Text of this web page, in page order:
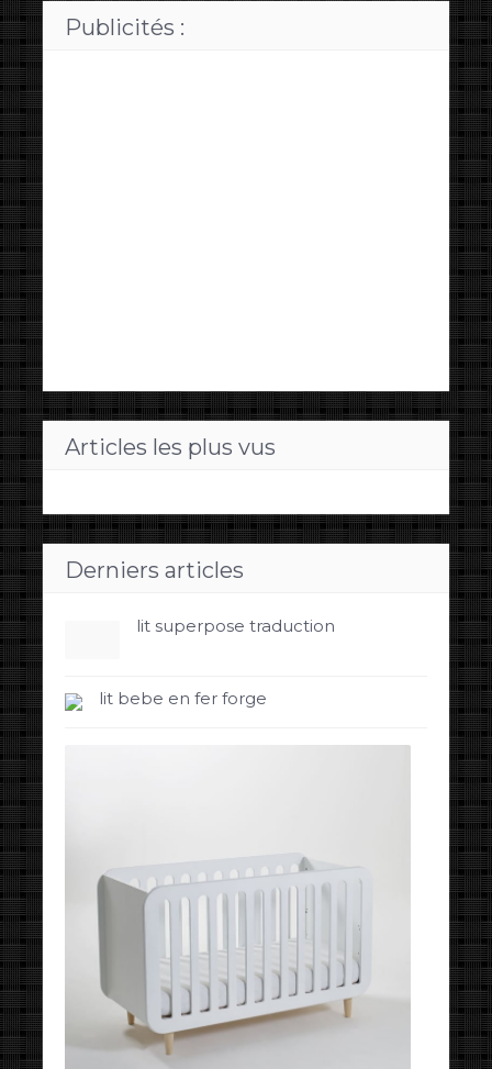
Publicités :
Articles les plus vus
Derniers articles
lit superpose traduction
lit bebe en fer forge